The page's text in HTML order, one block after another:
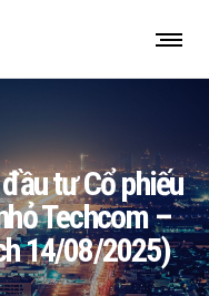
tư Cổ phiếu
Techcom –
14/08/2025)